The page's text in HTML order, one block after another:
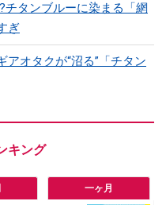
タンブルーに染まる「網
ぎ
アオタクが“沼る”「チタン
一ヶ月